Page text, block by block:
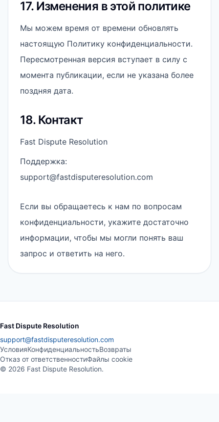
17. Изменения в этой политике
Мы можем время от времени обновлять
настоящую Политику конфиденциальности.
Пересмотренная версия вступает в силу с
момента публикации, если не указана более
поздняя дата.
18. Контакт
Fast Dispute Resolution
Поддержка:
support@fastdisputeresolution.com
Если вы обращаетесь к нам по вопросам
конфиденциальности, укажите достаточно
информации, чтобы мы могли понять ваш
запрос и ответить на него.
Fast Dispute Resolution
support@fastdisputeresolution.com
УсловияКонфиденциальностьВозвраты
Отказ от ответственностиФайлы cookie
© 2026 Fast Dispute Resolution.